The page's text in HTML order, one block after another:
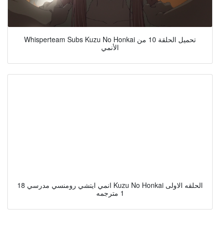
Whisperteam Subs Kuzu No Honkai تحميل الحلقة 10 من
الأنمي
انمي ايتشي رومنسي مدرسي 18 Kuzu No Honkai الحلقه الاولى
1 مترجمه